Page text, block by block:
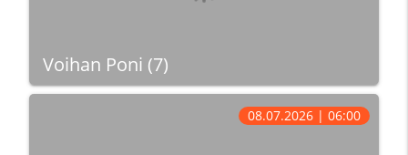
Voihan Poni (7)
08.07.2026 | 06:00